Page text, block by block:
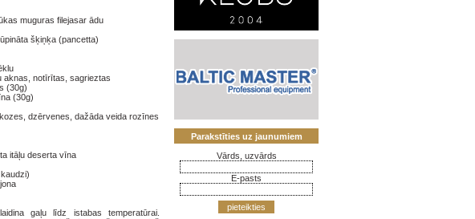
muguras filejasar ādu
šķiņķa (pancetta)
aknas, notīrītas, sagrieztas
(30g)
(30g)
dzērvenes, dažāda veida rozīnes
itāļu deserta vīna
gaļu līdz istabas temperatūrai.
Parakstīties uz jaunumiem
Vārds, uzvārds
E-pasts
pieteikties